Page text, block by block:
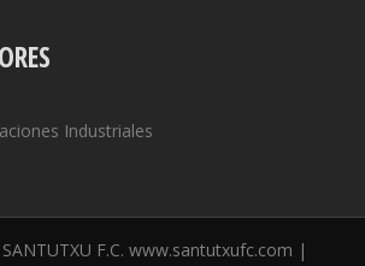
Industriales
F.C. www.santutxufc.com |